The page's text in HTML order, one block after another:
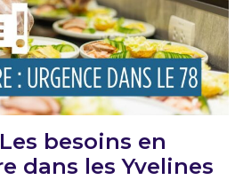
besoins en
dans les Yvelines